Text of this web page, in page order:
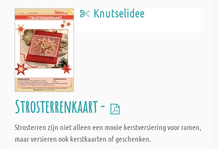
Knutselidee
Strosterrenkaart -
Strosterren zijn niet alleen een mooie kerstversiering voor ramen,
maar versieren ook kerstkaarten of geschenken.